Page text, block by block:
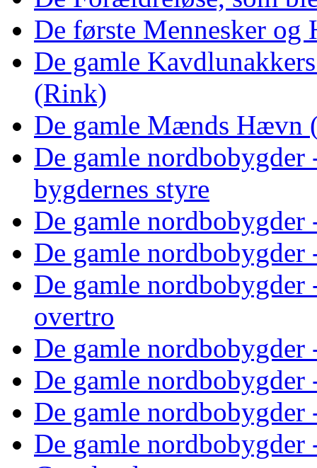
De første Mennesker
De gamle
(Rink)
De gamle Mænds Hævn
De gamle
bygdernes styre
De gamle nordbobygder
De gamle
De gamle
overtro
De gamle nordbobygder
De gamle
De gamle nordbobygder
De gamle nordbobygder